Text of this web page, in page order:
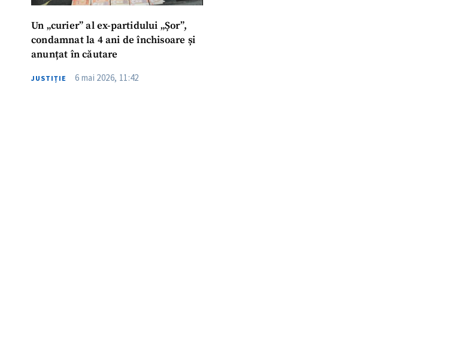
Un „curier” al ex-partidului „Șor”,
condamnat la 4 ani de închisoare și
anunțat în căutare
JUSTIȚIE 6 mai 2026, 11:42